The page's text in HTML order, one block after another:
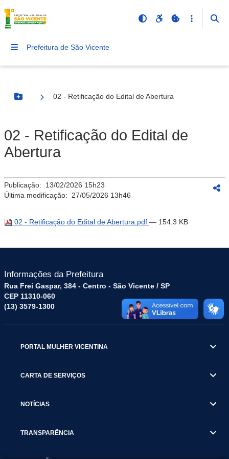
Prefeitura de São Vicente
Botão Menu
02 - Retificação do Edital de Abertura
02 - Retificação do Edital de
Abertura
Publicação: 13/02/2026 15h23
Última modificação: 27/05/2026 13h46
02 - Retificação do Edital de Abertura.pdf — 154.3 KB
Informações da Prefeitura
Rua Frei Gaspar, 384 - Centro - São Vicente / SP
CEP 11310-060
(13) 3579-1300
PORTAL MULHER VICENTINA
CARTA DE SERVIÇOS
NOTÍCIAS
TRANSPARÊNCIA